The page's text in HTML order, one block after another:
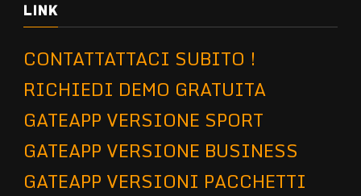
LINK
CONTATTATTACI SUBITO !
RICHIEDI DEMO GRATUITA
GATEAPP VERSIONE SPORT
GATEAPP VERSIONE BUSINESS
GATEAPP VERSIONI PACCHETTI